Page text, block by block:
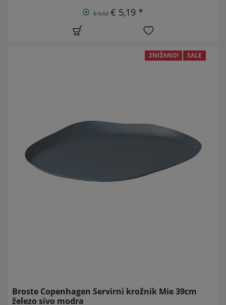
€ 9,50 € 5,19 *
ZNIŽANO! SALE
Broste Copenhagen Servirni krožnik Mie 39cm
železo sivo modra